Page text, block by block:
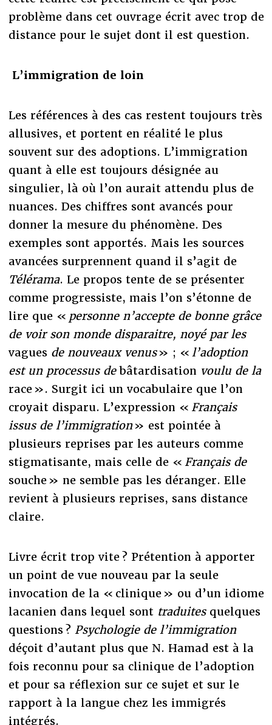
problème dans cet ouvrage écrit avec trop de
distance pour le sujet dont il est question.
L’immigration de loin
Les références à des cas restent toujours très
allusives, et portent en réalité le plus
souvent sur des adoptions. L’immigration
quant à elle est toujours désignée au
singulier, là où l’on aurait attendu plus de
nuances. Des chiffres sont avancés pour
donner la mesure du phénomène. Des
exemples sont apportés. Mais les sources
avancées surprennent quand il s’agit de
Télérama. Le propos tente de se présenter
comme progressiste, mais l’on s’étonne de
lire que « personne n’accepte de bonne grâce
de voir son monde disparaitre, noyé par les
vaguesde nouveaux venus» ; « l’adoption
est un processus debâtardisation voulu de la
race ». Surgit ici un vocabulaire que l’on
croyait disparu. L’expression « Français
issus de l’immigration» est pointée à
plusieurs reprises par les auteurs comme
stigmatisante, mais celle de « Français de
souche » ne semble pas les déranger. Elle
revient à plusieurs reprises, sans distance
claire.
Livre écrit trop vite ? Prétention à apporter
un point de vue nouveau par la seule
invocation de la « clinique » ou d’un idiome
lacanien dans lequel sont traduitesquelques
questions ? Psychologie de l’immigration
déçoit d’autant plus que N. Hamad est à la
fois reconnu pour sa clinique de l’adoption
et pour sa réflexion sur ce sujet et sur le
rapport à la langue chez les immigrés
intégrés.